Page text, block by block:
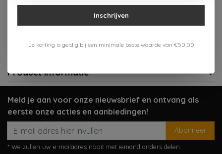
Gratis verzenden vanaf 75,-
Meer informatie?
Neem contact op over dit product
Product informatie
Meld je aan voor onze nieuwsbrief en ontvang als
eerste onze acties en aanbiedingen!
Abonneer
* We zullen uw e-mailadres nooit met iemand anders delen.
Inschrijven
Je korting is geldig bij een minimale bestelwaarde van €50,00